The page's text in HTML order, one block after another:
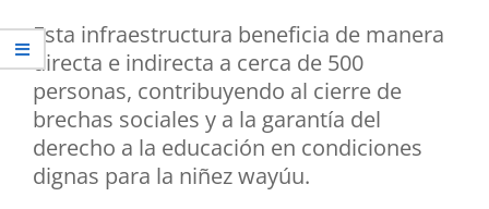
Esta infraestructura beneficia de manera
directa e indirecta a cerca de 500
personas, contribuyendo al cierre de
brechas sociales y a la garantía del
derecho a la educación en condiciones
dignas para la niñez wayúu.